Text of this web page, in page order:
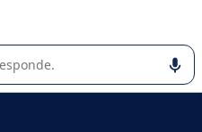
na seleção de software